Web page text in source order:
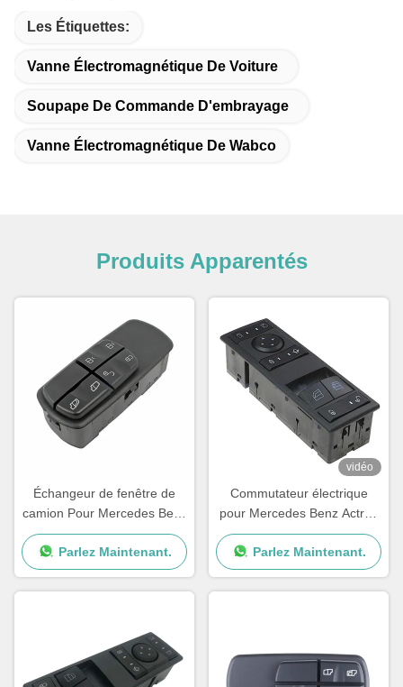
Les Étiquettes:
Vanne Électromagnétique De Voiture
Soupape De Commande D'embrayage
Vanne Électromagnétique De Wabco
Produits Apparentés
Échangeur de fenêtre de
camion Pour Mercedes Benz
OEM A0045451813
A0055451313 A0045401805
Parlez Maintenant.
vidéo
Commutateur électrique
pour Mercedes Benz Actros
MP4
Parlez Maintenant.